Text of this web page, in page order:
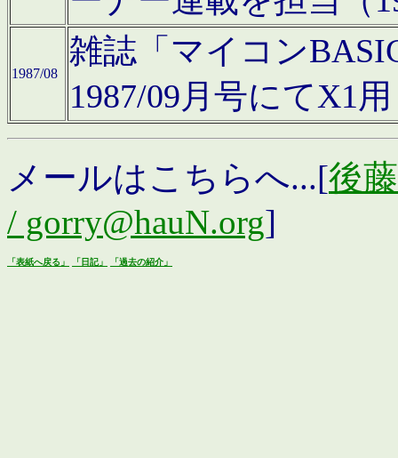
1987/08
雑誌「マイコン
1987/09月号にてX1
メールはこちらへ...[後
/ gorry@hauN.org]
「表紙へ戻る」 「日記」 「過去の紹介」